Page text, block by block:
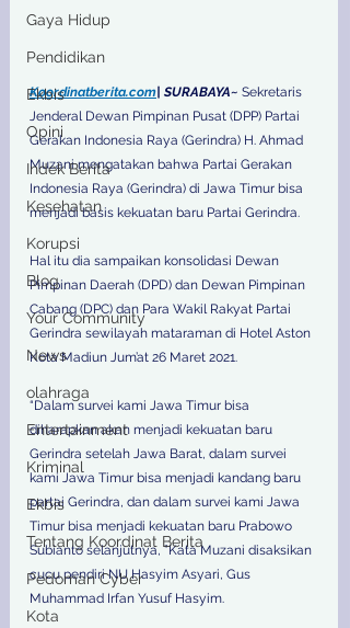
Gaya Hidup
Pendidikan
Ekbis
Opini
Indek Berita
Kesehatan
Korupsi
Blog
Your Community
News
olahraga
Entertainment
Kriminal
Ekbis
Tentang Koordinat Berita
Pedoman Cyber
Kota
Koordinatberita.com | SURABAYA~ Sekretaris
Jenderal Dewan Pimpinan Pusat (DPP) Partai
Gerakan Indonesia Raya (Gerindra) H. Ahmad
Muzani mengatakan bahwa Partai Gerakan
Indonesia Raya (Gerindra) di Jawa Timur bisa
menjadi basis kekuatan baru Partai Gerindra.
Hal itu dia sampaikan konsolidasi Dewan
Pimpinan Daerah (DPD) dan Dewan Pimpinan
Cabang (DPC) dan Para Wakil Rakyat Partai
Gerindra sewilayah mataraman di Hotel Aston
Kota Madiun Jum’at 26 Maret 2021.
“Dalam survei kami Jawa Timur bisa
diharapkan akan menjadi kekuatan baru
Gerindra setelah Jawa Barat, dalam survei
kami Jawa Timur bisa menjadi kandang baru
partai Gerindra, dan dalam survei kami Jawa
Timur bisa menjadi kekuatan baru Prabowo
Subianto selanjutnya, ”Kata Muzani disaksikan
cucu pendiri NU Hasyim Asyari, Gus
Muhammad Irfan Yusuf Hasyim.